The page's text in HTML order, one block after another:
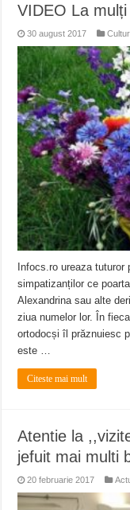
VIDEO La
30 august 2017
Infocs.ro ureaza tuturor
simpatizanților ce
Alexandrina sau alte
ziua numelor lor. În
ortodocși îl prăznuiesc
este …
Citeste mai mult
Atentie la
jefuit mai multi
20 februarie 2017